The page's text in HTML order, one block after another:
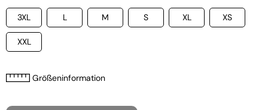
3XL L M S XL XS
XXL
Größeninformation